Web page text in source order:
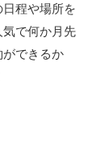
程や場所を
で何か月先
ができるか